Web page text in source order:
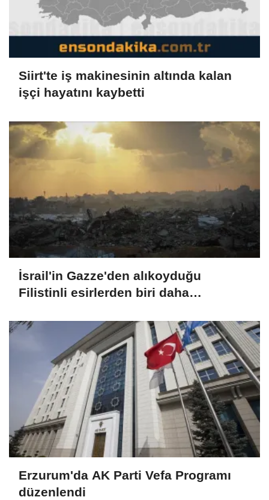
Siirt'te iş makinesinin altında kalan
işçi hayatını kaybetti
İsrail'in Gazze'den alıkoyduğu
Filistinli esirlerden biri daha
Erzurum'da AK Parti Vefa Programı
düzenlendi